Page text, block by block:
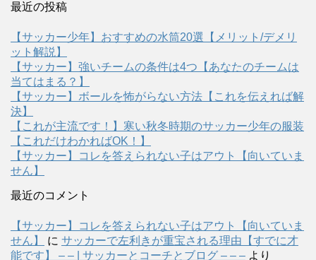
最近の投稿
【サッカー少年】おすすめの水筒20選【メリット/デメリ
ット解説】
【サッカー】強いチームの条件は4つ【あなたのチームは
当てはまる？】
【サッカー】ボールを怖がらない方法【これを伝えれば解
決】
【これが主流です！】寒い秋冬時期のサッカー少年の服装
【これだけわかればOK！】
【サッカー】コレを答えられない子はアウト【向いていま
せん】
最近のコメント
【サッカー】コレを答えられない子はアウト【向いていま
せん】
に サッカーで左利きが重宝される理由【すでに才
能です】 – – | サッカーとコーチとブログ – – – より